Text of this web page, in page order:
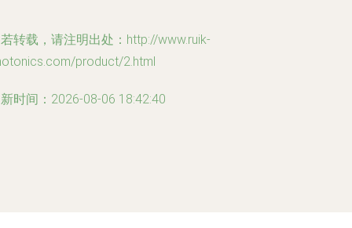
转载，请注明出处：http://www.ruik-
product/2.html
时间：2026-08-06 18:42:40